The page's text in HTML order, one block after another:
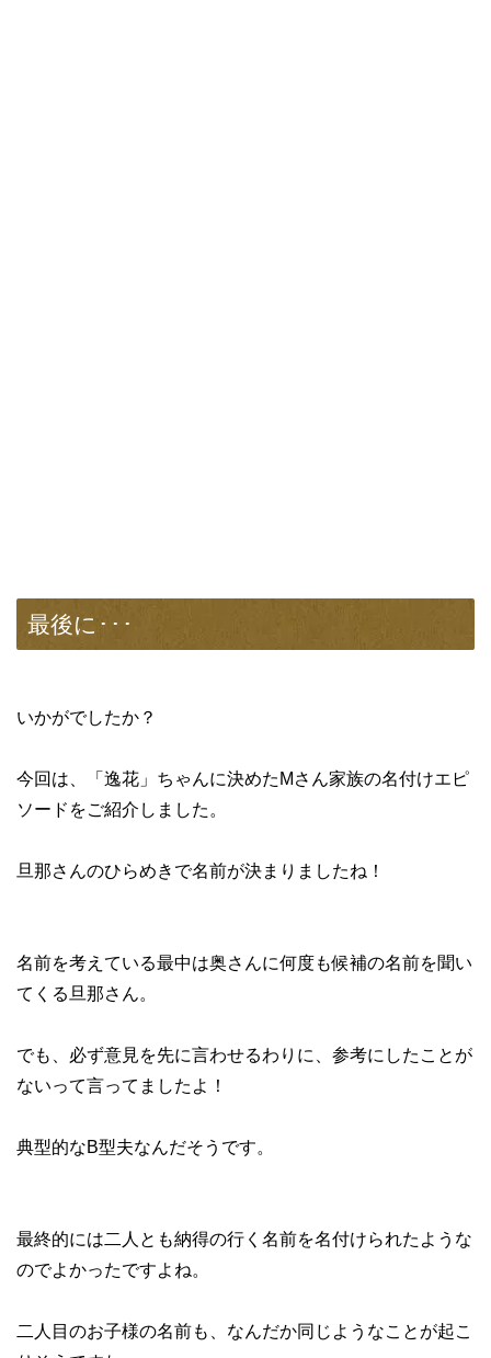
最後に･･･
いかがでしたか？
今回は、「逸花」ちゃんに決めたMさん家族の名付けエピ
ソードをご紹介しました。
旦那さんのひらめきで名前が決まりましたね！
名前を考えている最中は奥さんに何度も候補の名前を聞い
てくる旦那さん。
でも、必ず意見を先に言わせるわりに、参考にしたことが
ないって言ってましたよ！
典型的なB型夫なんだそうです。
最終的には二人とも納得の行く名前を名付けられたような
のでよかったですよね。
二人目のお子様の名前も、なんだか同じようなことが起こ